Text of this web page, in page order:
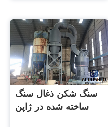
سنگ شکن ذغال سنگ
ساخته شده در ژاپن